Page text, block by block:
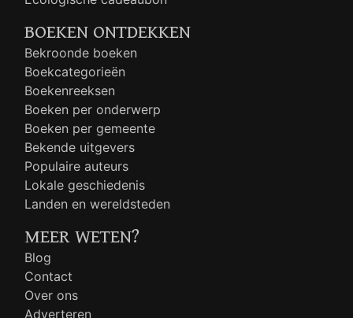
BOEKEN ONTDEKKEN
Bekroonde boeken
Boekcategorieën
Boekenreeksen
Boeken per onderwerp
Boeken per gemeente
Bekende uitgevers
Populaire auteurs
Lokale geschiedenis
Landen en wereldsteden
MEER WETEN?
Blog
Contact
Over ons
Adverteren